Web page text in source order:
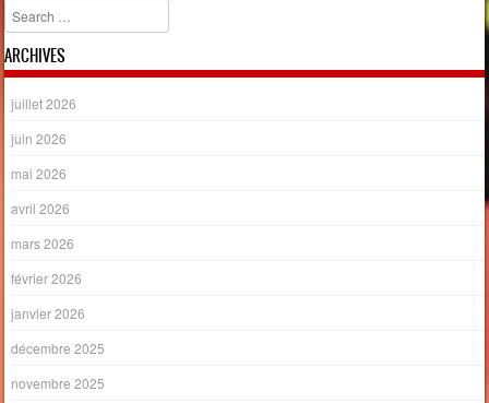
Search
ARCHIVES
juillet 2026
juin 2026
mai 2026
avril 2026
mars 2026
février 2026
janvier 2026
décembre 2025
novembre 2025